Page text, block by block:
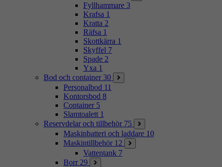
Fyllhammare 3
Krafsa 1
Kratta 2
Räfsa 1
Skottkärra 1
Skyffel 7
Spade 2
Yxa 1
Bod och container 30
Personalbod 11
Kontorsbod 8
Container 5
Slamtoalett 1
Reservdelar och tillbehör 75
Maskinbatteri och laddare 10
Maskintillbehör 12
Vattentank 7
Borr 29